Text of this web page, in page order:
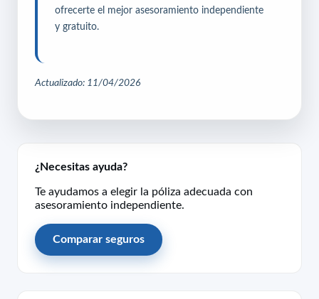
ofrecerte el mejor asesoramiento independiente
y gratuito.
Actualizado: 11/04/2026
¿Necesitas ayuda?
Te ayudamos a elegir la póliza adecuada con
asesoramiento independiente.
Comparar seguros